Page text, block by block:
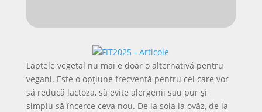
Laptele vegetal nu mai e doar o alternativă pentru
vegani. Este o opțiune frecventă pentru cei care vor
să reducă lactoza, să evite alergenii sau pur și
simplu să încerce ceva nou. De la soia la ovăz, de la